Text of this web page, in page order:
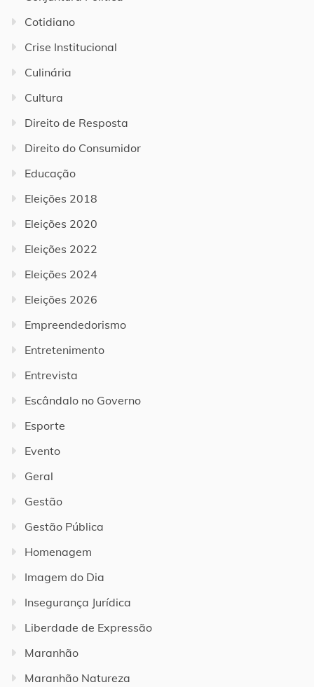
Cotidiano
Crise Institucional
Culinária
Cultura
Direito de Resposta
Direito do Consumidor
Educação
Eleições 2018
Eleições 2020
Eleições 2022
Eleições 2024
Eleições 2026
Empreendedorismo
Entretenimento
Entrevista
Escândalo no Governo
Esporte
Evento
Geral
Gestão
Gestão Pública
Homenagem
Imagem do Dia
Insegurança Jurídica
Liberdade de Expressão
Maranhão
Maranhão Natureza